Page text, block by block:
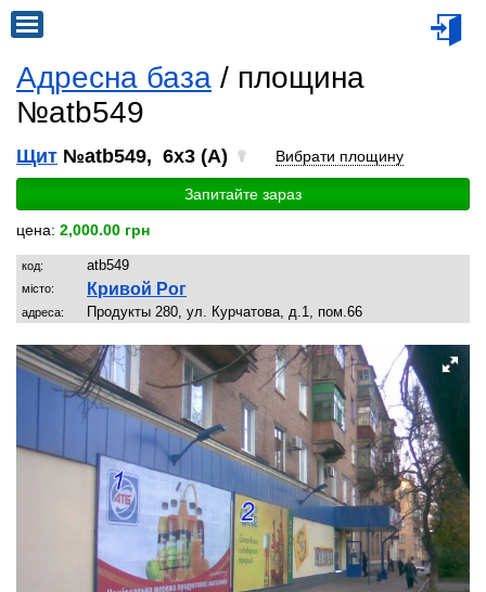
Адресна база / площина
№atb549
Щит №atb549, 6x3 (A) Вибрати площину
Запитайте зараз
цена: 2,000.00 грн
код: atb549
місто: Кривой Рог
адреса: Продукты 280, ул. Курчатова, д.1, пом.66